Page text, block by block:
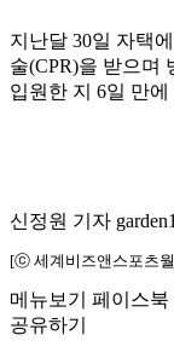
지난달 30일 자택
술(CPR)을 받으며
입원한 지 6일 만
신정원 기자
[ⓒ 세계비즈앤스포츠
메뉴보기 페이스북
공유하기